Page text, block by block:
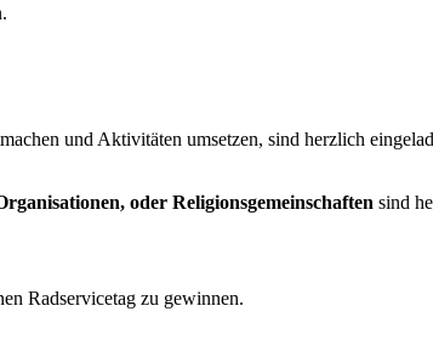
und Aktivitäten umsetzen, sind herzlich
oder Religionsgemeinschaften sind
Radservicetag zu gewinnen.